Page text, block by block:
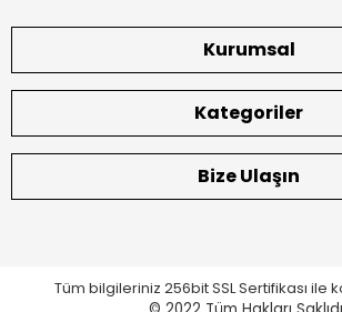
Kurumsal
Kategoriler
Bize Ulaşın
Tüm bilgileriniz 256bit SSL Sertifikası ile